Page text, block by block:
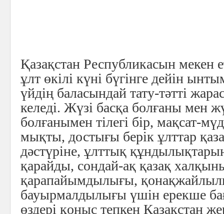
Қазақстан Республикасын мекен
ұлт өкілі күні бүгінге дейін
үйдің баласындай тату-тәтті
келеді. Жүзі басқа болғаны мен
болғанымен тілегі бір, мақсат-
мықты, достығы берік ұлттар
дәстүріне, ұлттық
қарайды, сондай-ақ қазақ
қарапайымдылығы,
бауырмалдылығы үшін ерекше
өздері қоныс тепкен Қазақстан